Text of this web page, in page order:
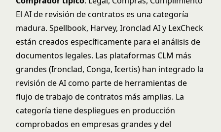
El AI de revisión de contratos es una categoría
madura. Spellbook, Harvey, Ironclad AI y LexCheck
están creados específicamente para el análisis de
documentos legales. Las plataformas CLM más
grandes (Ironclad, Conga, Icertis) han integrado la
revisión de AI como parte de herramientas de
flujo de trabajo de contratos más amplias. La
categoría tiene despliegues en producción
comprobados en empresas grandes y del